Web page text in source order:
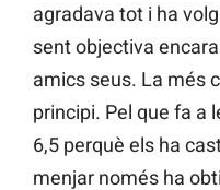
agradava tot i ha
sent objectiva
amics seus. La més
principi. Pel que fa a
6,5 perquè els ha
menjar només ha